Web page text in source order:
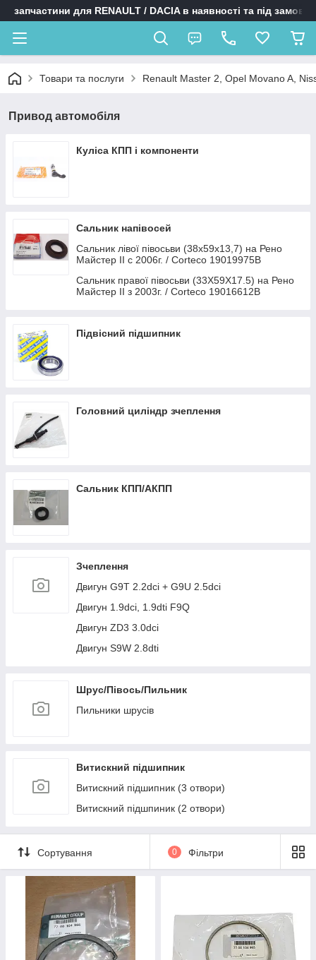
запчастини для RENAULT / DACIA в наявності та під
Товари та послуги Renault Master 2, Opel Movano A,
Привод автомобіля
Куліса КПП і компоненти
Сальник напівосей
Сальник лівої півосьви (38x59x13,7) на Рено
Майстер II c 2006г. / Corteco 19019975B
Сальник правої півосьви (33X59X17.5) на Рено
Майстер II з 2003г. / Corteco 19016612B
Підвісний підшипник
Головний циліндр зчеплення
Сальник КПП/АКПП
Зчеплення
Двигун G9T 2.2dci + G9U 2.5dci
Двигун 1.9dci, 1.9dti F9Q
Двигун ZD3 3.0dci
Двигун S9W 2.8dti
Шрус/Півось/Пильник
Пильники шрусів
Витискний підшипник
Витискний підшипник (3 отвори)
Витискний підшпиник (2 отвори)
Сортування 0 Фільтри